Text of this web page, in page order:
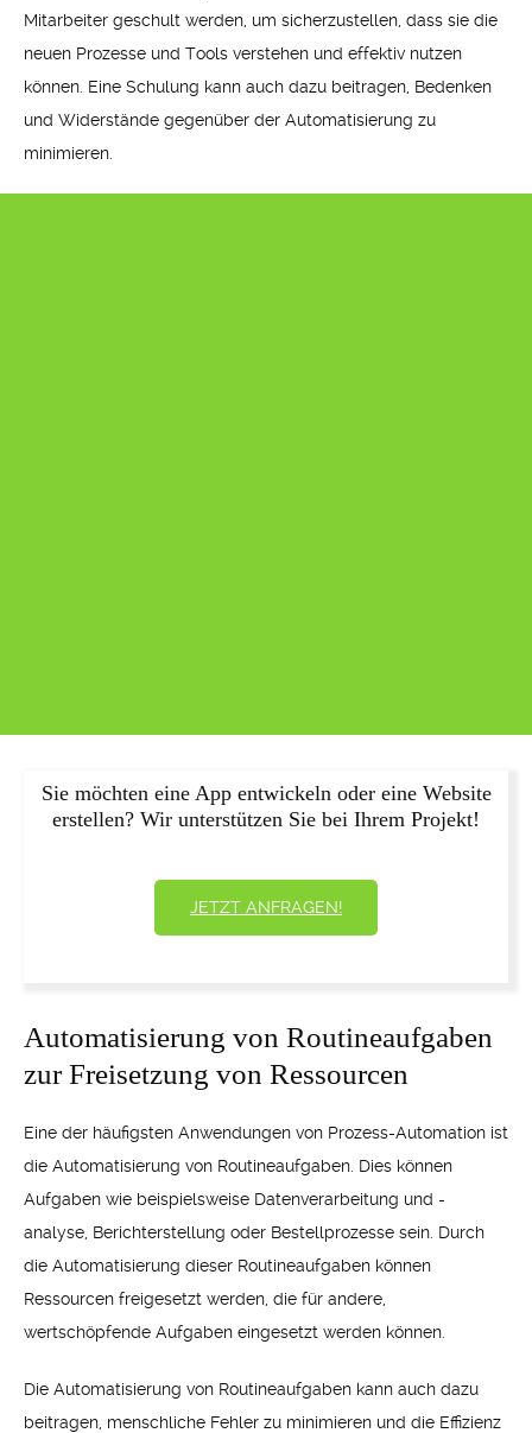
Mitarbeiter geschult werden, um sicherzustellen, dass sie die
neuen Prozesse und Tools verstehen und effektiv nutzen
können. Eine Schulung kann auch dazu beitragen, Bedenken
und Widerstände gegenüber der Automatisierung zu
minimieren.
Sie möchten eine App entwickeln oder eine Website
erstellen? Wir unterstützen Sie bei Ihrem Projekt!
JETZT ANFRAGEN!
Automatisierung von Routineaufgaben
zur Freisetzung von Ressourcen
Eine der häufigsten Anwendungen von Prozess-Automation ist
die Automatisierung von Routineaufgaben. Dies können
Aufgaben wie beispielsweise Datenverarbeitung und -
analyse, Berichterstellung oder Bestellprozesse sein. Durch
die Automatisierung dieser Routineaufgaben können
Ressourcen freigesetzt werden, die für andere,
wertschöpfende Aufgaben eingesetzt werden können.
Die Automatisierung von Routineaufgaben kann auch dazu
beitragen, menschliche Fehler zu minimieren und die Effizienz